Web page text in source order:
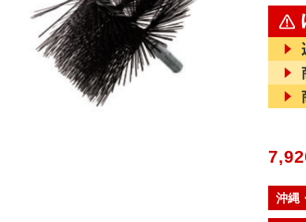
沖縄